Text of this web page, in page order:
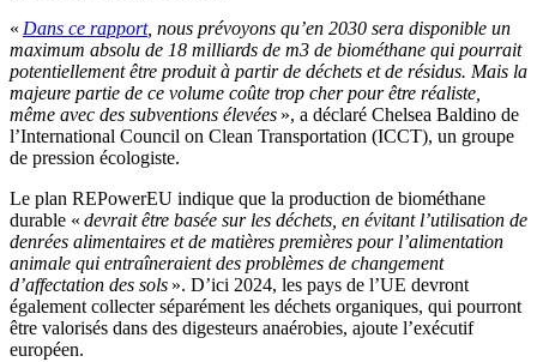
« Dans ce rapport, nous prévoyons qu’en 2030 sera disponible un
maximum absolu de 18 milliards de m3 de biométhane qui pourrait
potentiellement être produit à partir de déchets et de résidus. Mais la
majeure partie de ce volume coûte trop cher pour être réaliste,
même avec des subventions élevées », a déclaré Chelsea Baldino de
l’International Council on Clean Transportation (ICCT), un groupe
de pression écologiste.
Le plan REPowerEU indique que la production de biométhane
durable « devrait être basée sur les déchets, en évitant l’utilisation de
denrées alimentaires et de matières premières pour l’alimentation
animale qui entraîneraient des problèmes de changement
d’affectation des sols ». D’ici 2024, les pays de l’UE devront
également collecter séparément les déchets organiques, qui pourront
être valorisés dans des digesteurs anaérobies, ajoute l’exécutif
européen.